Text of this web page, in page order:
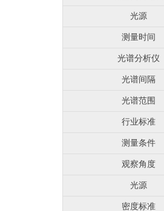
光源
测量时间
光谱分析仪
光谱间隔
光谱范围
行业标准
测量条件
观察角度
光源
密度标准